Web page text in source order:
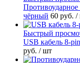
чёрный 60 руб. /
Быстрый
USB кабель 8-
руб. / шт